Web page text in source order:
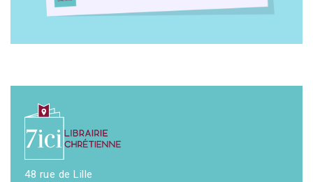
48 rue de Lille